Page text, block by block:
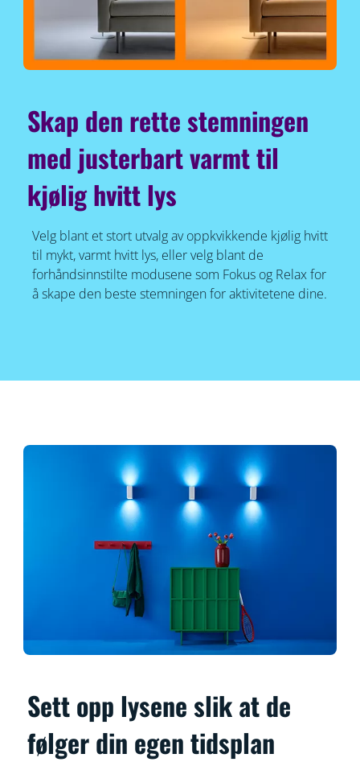
Skap den rette stemningen
med justerbart varmt til
kjølig hvitt lys
Velg blant et stort utvalg av oppkvikkende kjølig hvitt
til mykt, varmt hvitt lys, eller velg blant de
forhåndsinnstilte modusene som Fokus og Relax for
å skape den beste stemningen for aktivitetene dine.
Sett opp lysene slik at de
følger din egen tidsplan